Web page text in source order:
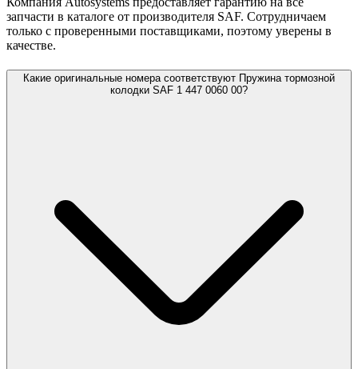
запчасти в каталоге от производителя SAF. Сотрудничаем
только с проверенными поставщиками, поэтому уверены в
качестве.
Какие оригинальные номера соответствуют Пружина тормозной
колодки SAF 1 447 0060 00?